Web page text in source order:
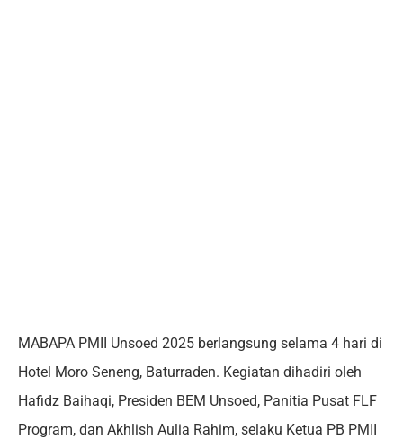
MABAPA PMII Unsoed 2025 berlangsung selama 4 hari di
Hotel Moro Seneng, Baturraden. Kegiatan dihadiri oleh
Hafidz Baihaqi, Presiden BEM Unsoed, Panitia Pusat FLF
Program, dan Akhlish Aulia Rahim, selaku Ketua PB PMII